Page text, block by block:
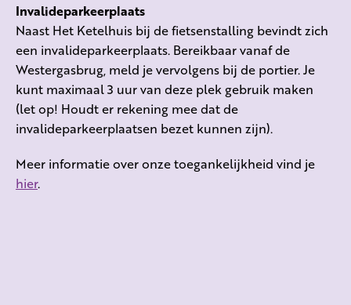
Invalideparkeerplaats
Naast Het Ketelhuis bij de fietsenstalling bevindt zich
een invalideparkeerplaats. Bereikbaar vanaf de
Westergasbrug, meld je vervolgens bij de portier. Je
kunt maximaal 3 uur van deze plek gebruik maken
(let op! Houdt er rekening mee dat de
invalideparkeerplaatsen bezet kunnen zijn).
Meer informatie over onze toegankelijkheid vind je
hier.